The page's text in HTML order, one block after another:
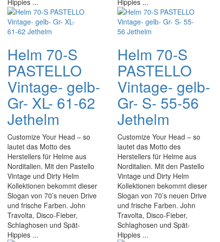
Hippies ...
Hippies ...
Helm 70-S
PASTELLO
Vintage- gelb-
Gr- XL- 61-62
Jethelm
Customize Your Head – so
lautet das Motto des
Herstellers für Helme aus
Norditalien. Mit den Pastello
Vintage und Dirty Helm
Kollektionen bekommt dieser
Slogan von 70’s neuen Drive
und frische Farben. John
Travolta, Disco-Fieber,
Schlaghosen und Spät-
Hippies ...
Helm 70-S
PASTELLO
Vintage- gelb-
Gr- S- 55-56
Jethelm
Customize Your Head – so
lautet das Motto des
Herstellers für Helme aus
Norditalien. Mit den Pastello
Vintage und Dirty Helm
Kollektionen bekommt dieser
Slogan von 70’s neuen Drive
und frische Farben. John
Travolta, Disco-Fieber,
Schlaghosen und Spät-
Hippies ...